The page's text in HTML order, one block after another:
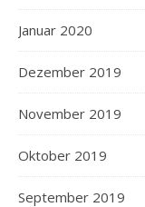
Januar 2020
Dezember 2019
November 2019
Oktober 2019
September 2019